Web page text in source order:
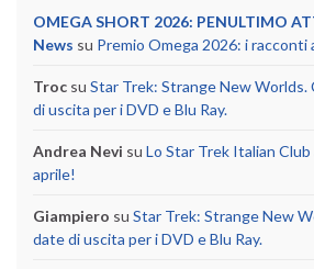
OMEGA SHORT 2026: PENULTIMO
News su Premio Omega 2026: i racconti
Troc su Star Trek: Strange New Worlds.
di uscita per i DVD e Blu Ray.
Andrea Nevi su Lo Star Trek Italian Club
aprile!
Giampiero su Star Trek: Strange New
date di uscita per i DVD e Blu Ray.